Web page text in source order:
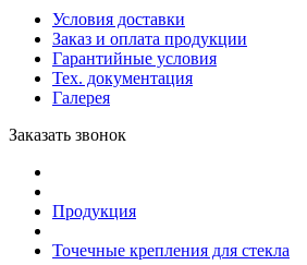
Условия доставки
Заказ и оплата продукции
Гарантийные условия
Тех. документация
Галерея
Заказать звонок
Продукция
Точечные крепления для стекла